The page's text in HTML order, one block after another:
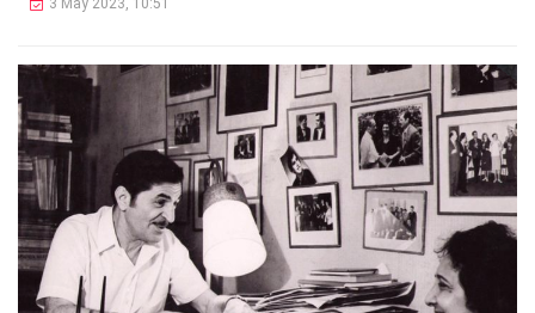
3 May 2023, 10:51